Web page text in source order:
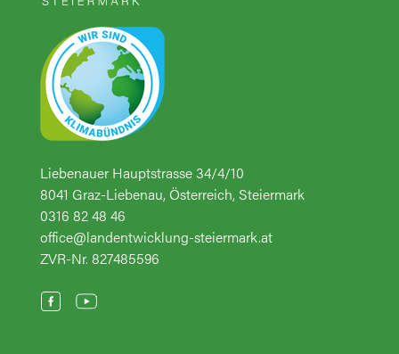
Liebenauer Hauptstrasse 34/4/10
8041 Graz-Liebenau, Österreich, Steiermark
0316 82 48 46
office@landentwicklung-steiermark.at
ZVR-Nr. 827485596